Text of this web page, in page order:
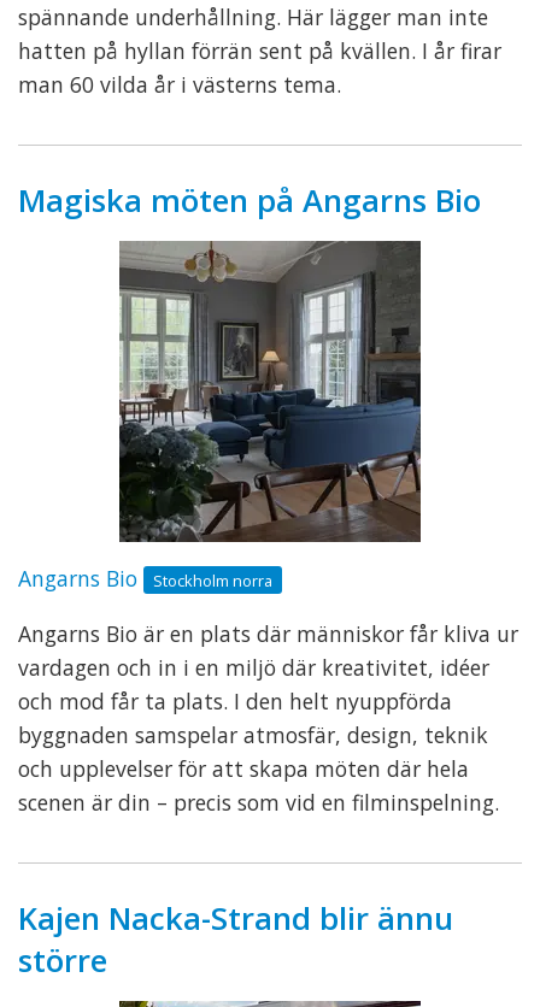
spännande underhållning. Här lägger man inte
hatten på hyllan förrän sent på kvällen. I år firar
man 60 vilda år i västerns tema.
Magiska möten på Angarns Bio
Angarns Bio Stockholm norra
Angarns Bio är en plats där människor får kliva ur
vardagen och in i en miljö där kreativitet, idéer
och mod får ta plats. I den helt nyuppförda
byggnaden samspelar atmosfär, design, teknik
och upplevelser för att skapa möten där hela
scenen är din – precis som vid en filminspelning.
Kajen Nacka-Strand blir ännu
större